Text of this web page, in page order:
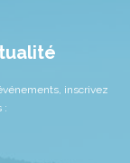
inscrivez
: